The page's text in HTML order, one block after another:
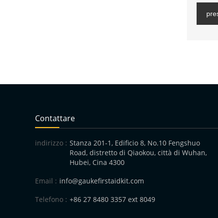
Contattare
indirizzo : Stanza 201-1, Edificio 8, No.10 Fengshuo
Road, distretto di Qiaokou, città di Wuhan,
Hubei, Cina 4300
Email : info@gaukefirstaidkit.com
Telefono : +86 27 8480 3357 ext 8049